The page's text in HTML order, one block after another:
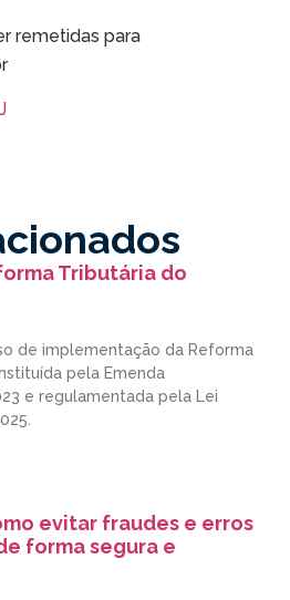
remetidas para
Tributária do
de implementação da Reforma
pela Emenda
e regulamentada pela Lei
evitar fraudes e erros
forma segura e